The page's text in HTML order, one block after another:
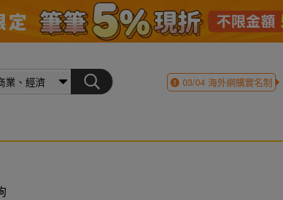
03/04海外網購實名制